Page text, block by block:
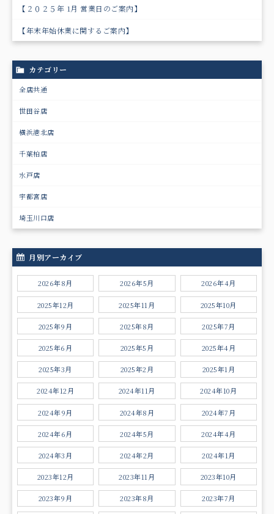
【２０２５年 1月 営業日のご案内】
【年末年始休業に関するご案内】
カテゴリー
全店共通
世田谷店
横浜港北店
千葉柏店
水戸店
宇都宮店
埼玉川口店
月別アーカイブ
2026年8月 2026年5月 2026年4月
2025年12月 2025年11月 2025年10月
2025年9月 2025年8月 2025年7月
2025年6月 2025年5月 2025年4月
2025年3月 2025年2月 2025年1月
2024年12月 2024年11月 2024年10月
2024年9月 2024年8月 2024年7月
2024年6月 2024年5月 2024年4月
2024年3月 2024年2月 2024年1月
2023年12月 2023年11月 2023年10月
2023年9月 2023年8月 2023年7月